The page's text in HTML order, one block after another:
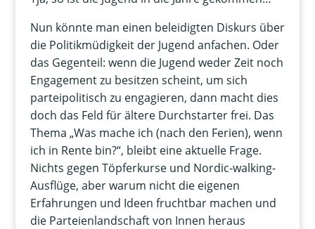
Nun könnte man einen beleidigten Diskurs über
die Politikmüdigkeit der Jugend anfachen. Oder
das Gegenteil: wenn die Jugend weder Zeit noch
Engagement zu besitzen scheint, um sich
parteipolitisch zu engagieren, dann macht dies
doch das Feld für ältere Durchstarter frei. Das
Thema „Was mache ich (nach den Ferien), wenn
ich in Rente bin?“, bleibt eine aktuelle Frage.
Nichts gegen Töpferkurse und Nordic-walking-
Ausflüge, aber warum nicht die eigenen
Erfahrungen und Ideen fruchtbar machen und
die Parteienlandschaft von Innen heraus